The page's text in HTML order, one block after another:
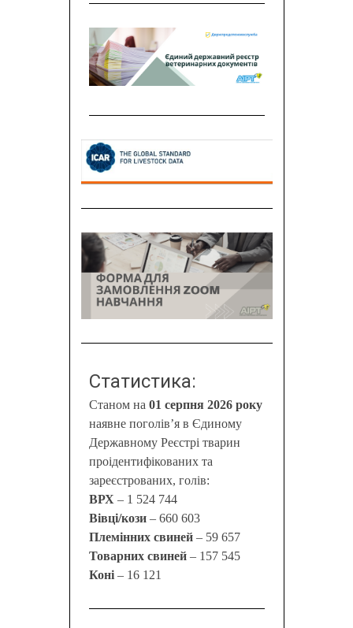
Статистика:
Станом на 01 серпня 2026 року
наявне поголів’я в Єдиному
Державному Реєстрі тварин
проідентифікованих та
зареєстрованих, голів:
ВРХ – 1 524 744
Вівці/кози– 660 603
Племінних свиней– 59 657
Товарних свиней – 157 545
Коні– 16 121